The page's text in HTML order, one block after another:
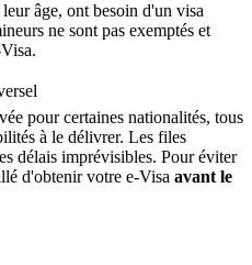
âge, ont besoin d'un visa
ne sont pas exemptés et
pour certaines nationalités, tous
à le délivrer. Les files
délais imprévisibles. Pour éviter
d'obtenir votre e-Visa avant le